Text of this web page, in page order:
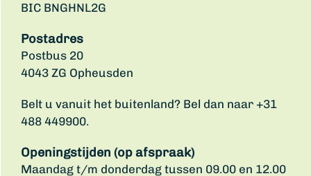
BIC BNGHNL2G
Postadres
Postbus 20
4043 ZG Opheusden
Belt u vanuit het buitenland? Bel dan naar +31
488 449900.
Openingstijden (op afspraak)
Maandag t/m donderdag tussen 09.00 en 12.00